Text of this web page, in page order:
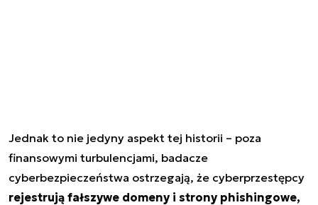
Jednak to nie jedyny aspekt tej historii – poza
finansowymi turbulencjami, badacze
cyberbezpieczeństwa ostrzegają, że cyberprzestępcy
rejestrują fałszywe domeny i strony phishingowe,